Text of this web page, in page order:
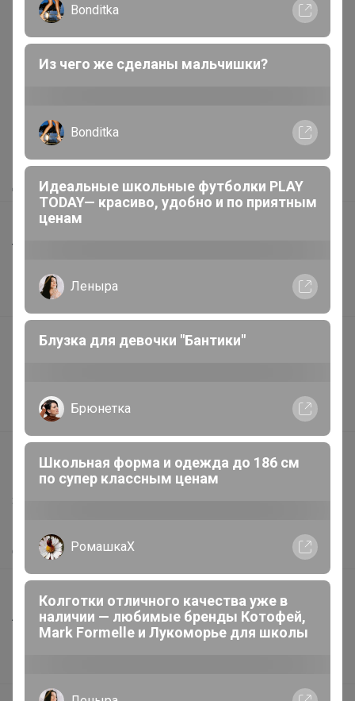
Реклама
Как сделать заказ?
Как получить?
Доставка
Шоурумы
Торговые марки
Наша команда
В наличии
Подарочные сертификаты
Вакансии
Написать в поддержку
Защита покупателя
О нас
Анонсы
Новости
Bonditka
Из чего же сделаны мальчишки?
Bonditka
Идеальные школьные футболки PLAY
TODAY— красиво, удобно и по приятным
ценам
Леныра
Блузка для девочки "Бантики"
Брюнетка
Школьная форма и одежда до 186 см
по супер классным ценам
РомашкаХ
Колготки отличного качества уже в
наличии — любимые бренды Котофей,
Mark Formelle и Лукоморье для школы